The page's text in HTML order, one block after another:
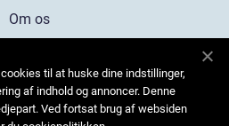
Om os
os
Sitemap
til at huske dine indstillinger,
af indhold og annoncer. Denne
Ved fortsat brug af websiden